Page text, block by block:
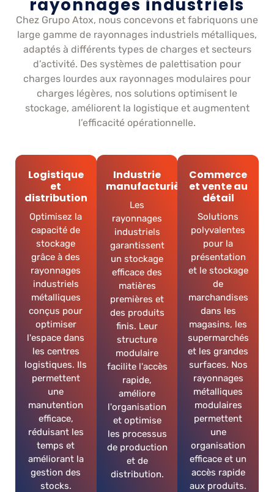
rayonnages industriels
Chez Grupo Atox, nous concevons et fabriquons une
large gamme de rayonnages industriels métalliques,
adaptés à différents types de charges et secteurs
d’activité. Des systèmes de palettisation pour
charges lourdes aux rayonnages modulaires pour
charges légères, nos solutions optimisent le
stockage, améliorent la logistique et augmentent
l’efficacité opérationnelle.
Logistique
et
distribution
Optimisez la
capacité de
stockage
grâce à des
rayonnages
industriels
métalliques
conçus pour
optimiser
l'espace dans
les centres
logistiques. Ils
permettent
une
manutention
efficace,
réduisant les
temps et
améliorant la
gestion des
stocks.
Industrie
manufacturière
Les
rayonnages
industriels
garantissent
un stockage
efficace des
matières
premières et
des produits
finis. Leur
structure
modulaire
facilite l'accès
rapide,
améliore
l'organisation
et optimise
les processus
de production
et de
distribution.
Commerce
et vente au
détail
Solutions
polyvalentes
pour la
présentation
et le stockage
de
marchandises
dans les
magasins, les
supermarchés
et les grandes
surfaces. Nos
rayonnages
métalliques
modulaires
permettent
une
organisation
efficace et un
accès rapide
aux produits.